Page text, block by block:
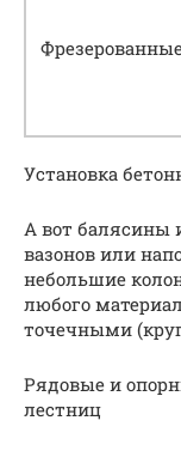
Установка
А вот балясины
вазонов или
небольшие
любого
точечными
Рядовые и
лестниц